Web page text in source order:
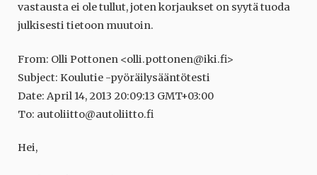
vastausta ei ole tullut, joten korjaukset on syytä tuoda
julkisesti tietoon muutoin.
From: Olli Pottonen <olli.pottonen@iki.fi>
Subject: Koulutie -pyöräilysääntötesti
Date: April 14, 2013 20:09:13 GMT+03:00
To: autoliitto@autoliitto.fi
Hei,